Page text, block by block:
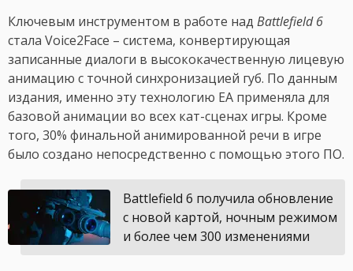
Ключевым инструментом в работе над Battlefield 6
стала Voice2Face – система, конвертирующая
записанные диалоги в высококачественную лицевую
анимацию с точной синхронизацией губ. По данным
издания, именно эту технологию EA применяла для
базовой анимации во всех кат-сценах игры. Кроме
того, 30% финальной анимированной речи в игре
было создано непосредственно с помощью этого ПО.
Battlefield 6 получила обновление
с новой картой, ночным режимом
и более чем 300 изменениями